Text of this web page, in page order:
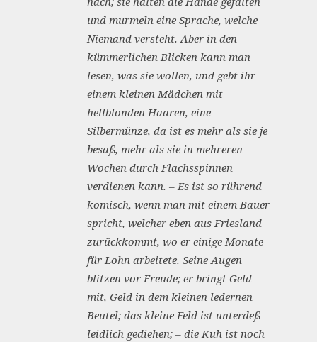
und murmeln eine Sprache, welche
Niemand versteht. Aber in den
kümmerlichen Blicken kann man
lesen, was sie wollen, und gebt ihr
einem kleinen Mädchen mit
hellblonden Haaren, eine
Silbermünze, da ist es mehr als sie je
besaß, mehr als sie in mehreren
Wochen durch Flachsspinnen
verdienen kann. – Es ist so rührend-
komisch, wenn man mit einem Bauer
spricht, welcher eben aus Friesland
zurückkommt, wo er einige Monate
für Lohn arbeitete. Seine Augen
blitzen vor Freude; er bringt Geld
mit, Geld in dem kleinen ledernen
Beutel; das kleine Feld ist unterdeß
leidlich gediehen; – die Kuh ist noch